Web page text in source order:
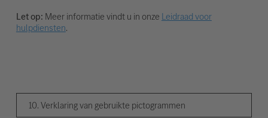
Let op: Meer informatie vindt u in onze Leidraad voor
hulpdiensten.
10. Verklaring van gebruikte pictogrammen